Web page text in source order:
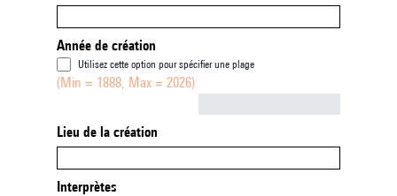
Année de création
Utilisez cette option pour spécifier une plage
(Min = 1888, Max = 2026)
Lieu de la création
Interprètes